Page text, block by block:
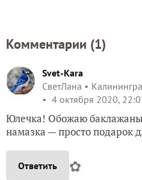
Комментарии (1)
Svet-Kara
СветЛана
4 октября 2020,
Юлечка! Обожаю баклажаны
намазка — просто подарок
Ответить ✿